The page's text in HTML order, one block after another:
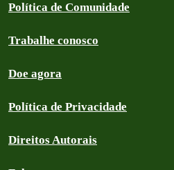
Política de Comunidade
Trabalhe conosco
Doe agora
Política de Privacidade
Direitos Autorais